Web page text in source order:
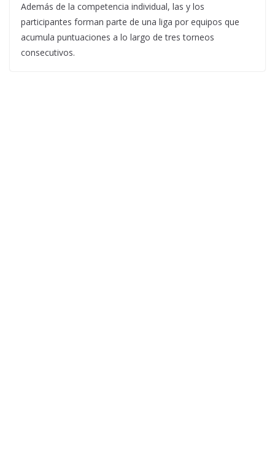
Además de la competencia individual, las y los
participantes forman parte de una liga por equipos que
acumula puntuaciones a lo largo de tres torneos
consecutivos.